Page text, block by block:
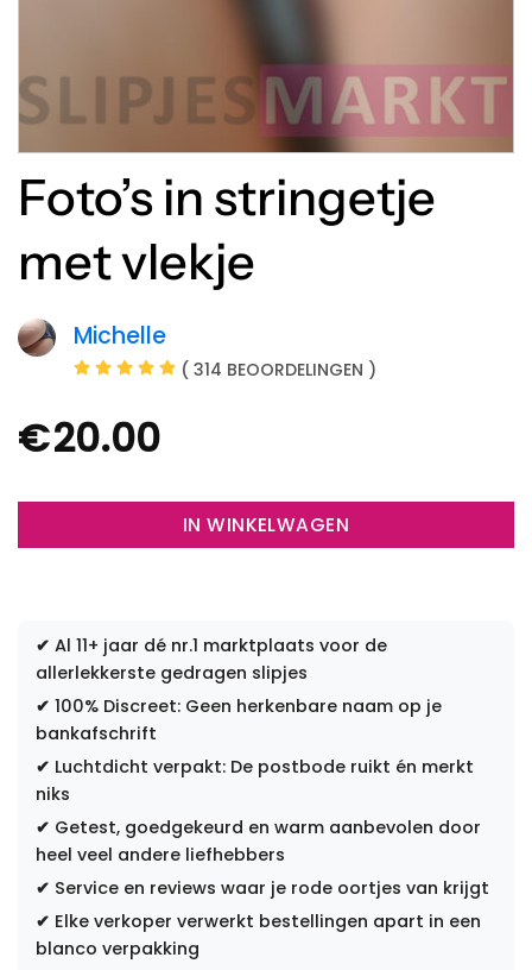
Foto’s in stringetje
met vlekje
Michelle
( 314 BEOORDELINGEN )
€20.00
IN WINKELWAGEN
✔ Al 11+ jaar dé nr.1 marktplaats voor de
allerlekkerste gedragen slipjes
✔ 100% Discreet: Geen herkenbare naam op je
bankafschrift
✔ Luchtdicht verpakt: De postbode ruikt én merkt
niks
✔ Getest, goedgekeurd en warm aanbevolen door
heel veel andere liefhebbers
✔ Service en reviews waar je rode oortjes van krijgt
✔ Elke verkoper verwerkt bestellingen apart in een
blanco verpakking